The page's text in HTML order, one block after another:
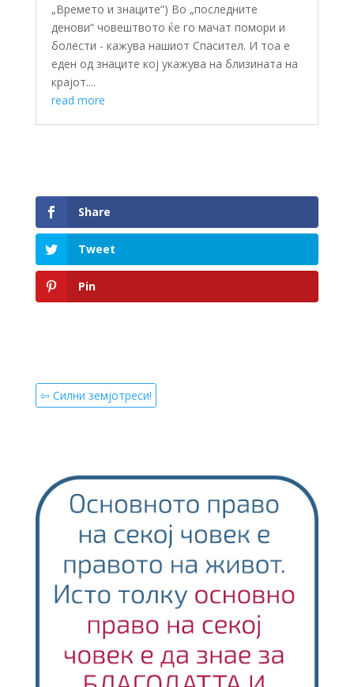
„Времето и знаците“) Во „последните
денови“ човештвото ќе го мачат помори и
болести - кажува нашиот Спасител. И тоа е
еден од знаците кој укажува на близината на
крајот....
read more
Share
Tweet
Pin
⇦ Силни земјотреси!